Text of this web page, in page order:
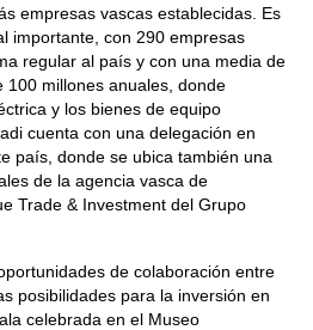
empresas vascas establecidas. Es
importante, con 290 empresas
regular al país y con una media de
100 millones anuales, donde
y los bienes de equipo
cuenta con una delegación en
país, donde se ubica también una
de la agencia vasca de
Trade & Investment del Grupo
de colaboración entre
posibilidades para la inversión en
celebrada en el Museo